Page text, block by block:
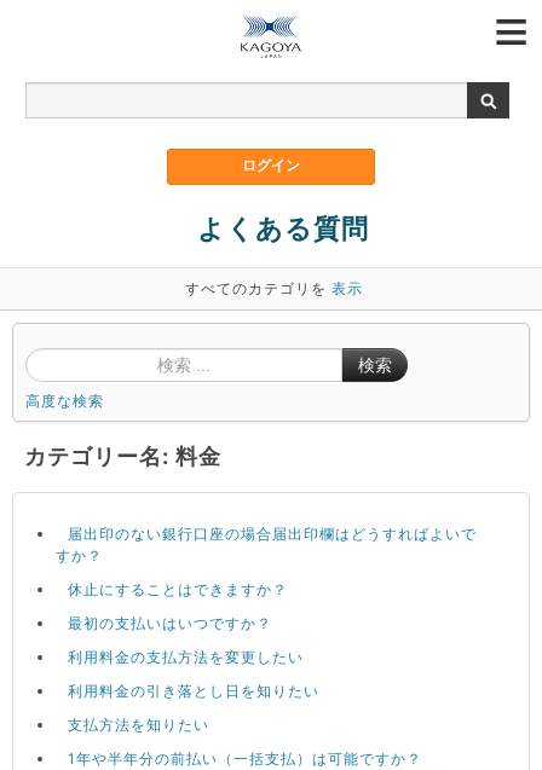
よくある質問
すべてのカテゴリを 表示
検索
高度な検索
カテゴリー名: 料金
届出印のない銀行口座の場合届出印欄はどうすればよいで
すか？
休止にすることはできますか？
最初の支払いはいつですか？
利用料金の支払方法を変更したい
利用料金の引き落とし日を知りたい
支払方法を知りたい
1年や半年分の前払い（一括支払）は可能ですか？